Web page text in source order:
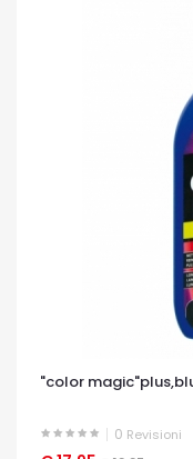
"color
0 Revisioni